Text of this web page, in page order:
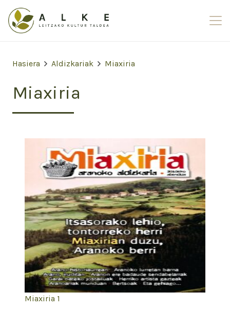
Hasiera Aldizkariak Miaxiria
Miaxiria
Miaxiria 1